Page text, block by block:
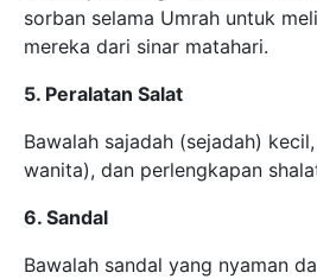
sorban selama Umrah untuk
mereka dari sinar matahari.
5. Peralatan Salat
Bawalah sajadah (sejadah)
wanita), dan perlengkapan
6. Sandal
Bawalah sandal yang nyaman